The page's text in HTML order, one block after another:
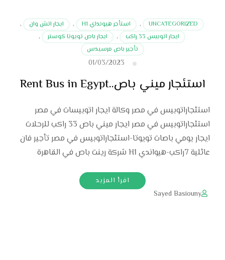
UNCATEGORIZED
, استأجر هيونداي H1 , ايجار اتش وان
,
ايجار اتوبيس 33 راكب
, ايجار باص تويوتا كوستر
,
تأجير باص مرسيدس
01/03/2023
استئجار ميني باص..Rent Bus in Egypt
استئجاراتوبيس في مصر وكالة ايجار اتوبيسات في مصر
استئجاراتوبيس في مصر ايجار ميني باص 33 راكب للرحلات
ايجار يومي باصات تويوتا-استئجاراتوبيس في مصر تأجير فان
عائلية 7راكب-هيواندي H1 شركة رينت باص في القاهرة
اقرأ المزيد
Sayed Basiouny